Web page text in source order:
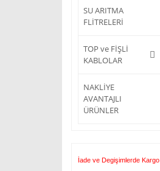
SU ARITMA
FLİTRELERİ
TOP ve FİŞLİ
KABLOLAR
NAKLİYE
AVANTAJLI
ÜRÜNLER
İade ve Degişimlerde Kargo